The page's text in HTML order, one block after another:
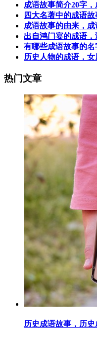
成语故事简介20字
四大名著中的成语
成语故事的由来，
出自鸿门宴的成语
有哪些成语故事的
历史人物的成语，
热门文章
历史成语故事，历